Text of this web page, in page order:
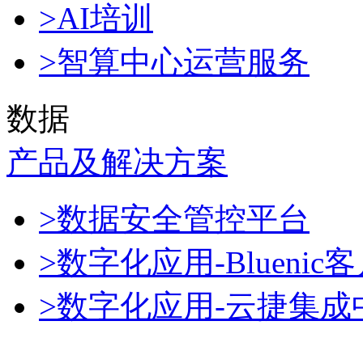
>AI培训
>智算中心运营服务
数据
产品及解决方案
>数据安全管控平台
>数字化应用-Bluenic
>数字化应用-云捷集成